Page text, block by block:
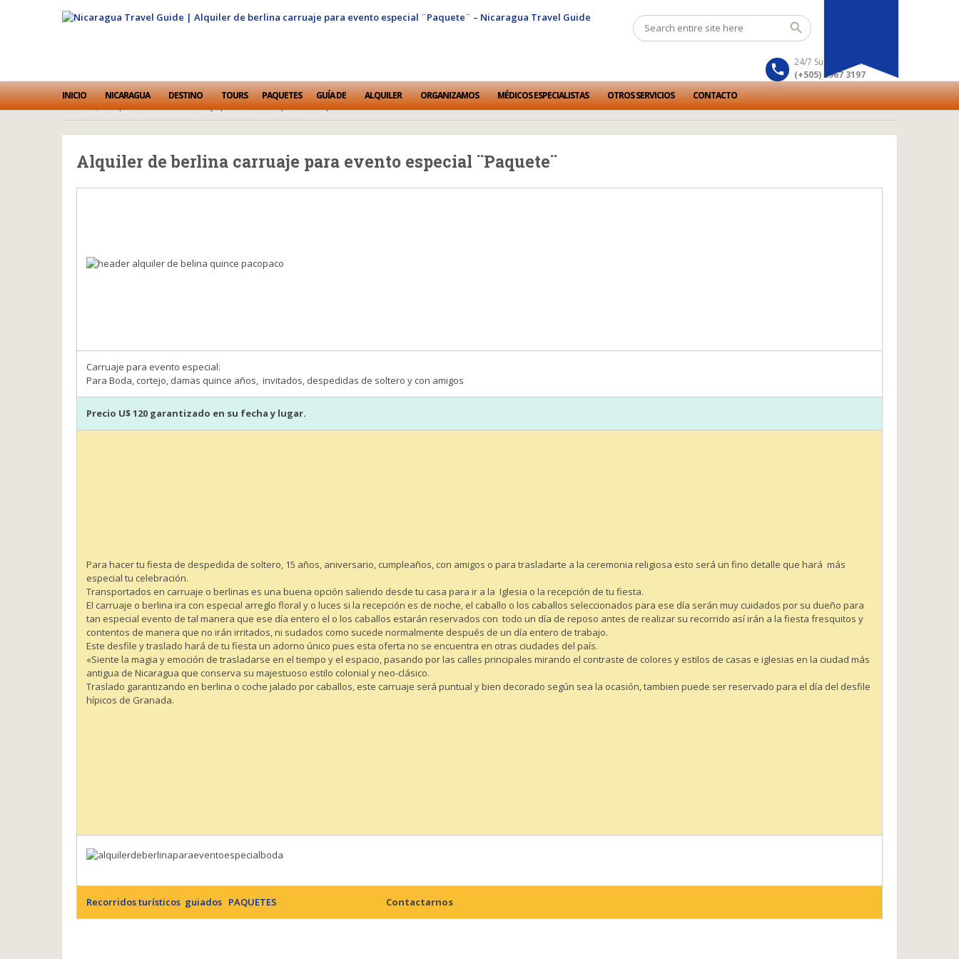
24/7 Support number
(+505) 8967 3197
INICIO
NICARAGUA DESTINO TOURS PAQUETES GUÍA DE ALQUILER ORGANIZAMOS MÉDICOS ESPECIALISTAS OTROS SERVICIOS
CONTACTO
Home
Alquiler de berlina carruaje para evento especial ¨Paquete¨
Alquiler de berlina carruaje para evento especial ¨Paquete¨
Carruaje para evento especial:
Para Boda, cortejo, damas quince años, invitados, despedidas de soltero y con amigos
Precio U$ 120 garantizado en su fecha y lugar.
Para hacer tu fiesta de despedida de soltero, 15 años, aniversario, cumpleaños, con amigos o para trasladarte a la ceremonia religiosa esto será un fino detalle que hará más
especial tu celebración.
Transportados en carruaje o berlinas es una buena opción saliendo desde tu casa para ir a la Iglesia o la recepción de tu fiesta.
El carruaje o berlina ira con especial arreglo floral y o luces si la recepción es de noche, el caballo o los caballos seleccionados para ese día serán muy cuidados por su dueño para
tan especial evento de tal manera que ese día entero el o los caballos estarán reservados con todo un día de reposo antes de realizar su recorrido así irán a la fiesta fresquitos y
contentos de manera que no irán irritados, ni sudados como sucede normalmente después de un día entero de trabajo.
Este desfile y traslado hará de tu fiesta un adorno único pues esta oferta no se encuentra en otras ciudades del país.
«Siente la magia y emoción de trasladarse en el tiempo y el espacio, pasando por las calles principales mirando el contraste de colores y estilos de casas e iglesias en la ciudad más
antigua de Nicaragua que conserva su majestuoso estilo colonial y neo-clásico.
Traslado garantizando en berlina o coche jalado por caballos, este carruaje será puntual y bien decorado según sea la ocasión, tambien puede ser reservado para el día del desfile
hípicos de Granada.
Recorridos turísticos guiados PAQUETES Contactarnos